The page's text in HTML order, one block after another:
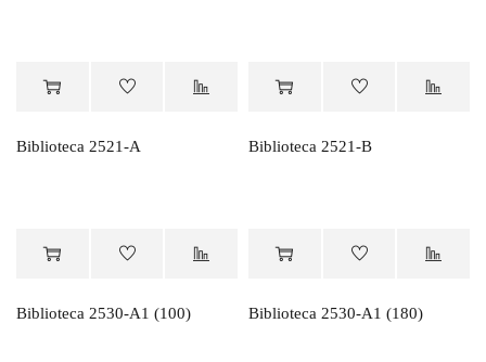
Biblioteca 2521-A
Orçamento Biblioteca 2521-B
Orçamento
Biblioteca 2530-A1 (100)
Orçamento Biblioteca 2530-A1 (180)
Orçamento